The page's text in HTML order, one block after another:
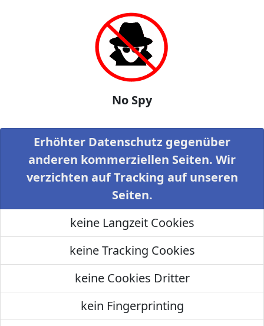
No Spy
Erhöhter Datenschutz gegenüber
anderen kommerziellen Seiten. Wir
verzichten auf Tracking auf unseren
Seiten.
keine Langzeit Cookies
keine Tracking Cookies
keine Cookies Dritter
kein Fingerprinting